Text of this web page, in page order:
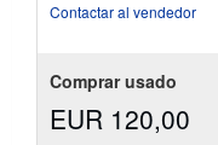
Contactar al vendedor
Comprar usado
EUR 120,00